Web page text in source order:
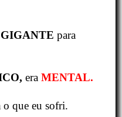
GIGANTE para
era MENTAL.
o que eu sofri.